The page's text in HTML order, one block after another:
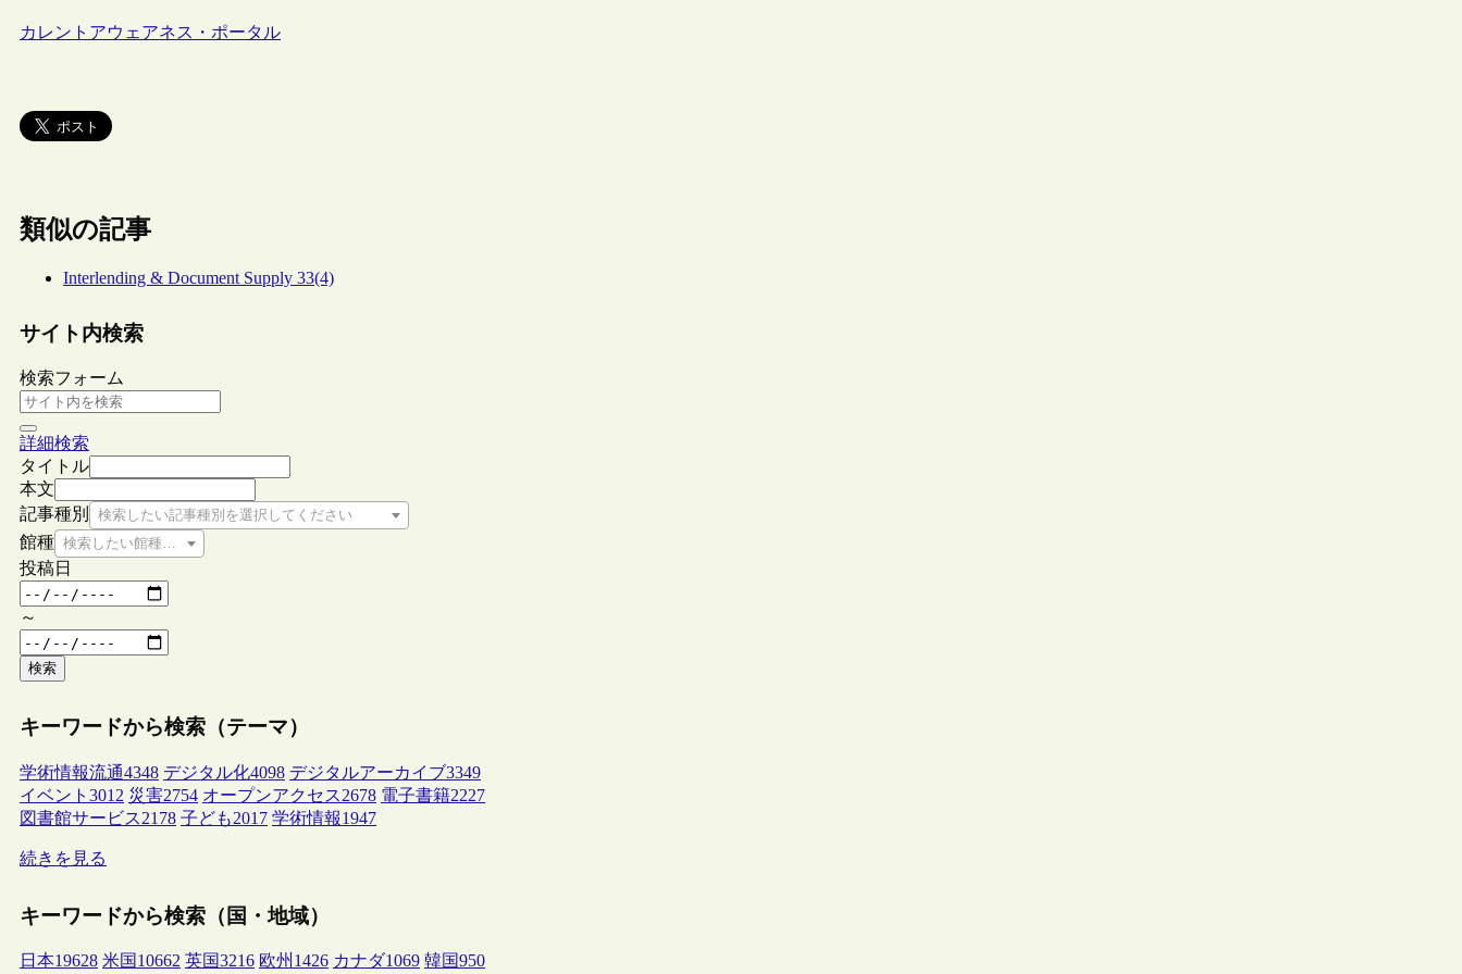
カレントアウェアネス・ポータル
類似の記事
Interlending & Document Supply 33(4)
サイト内検索
検索フォーム
詳細検索
タイトル
本文
記事種別
検索したい記事種別を選択してください
館種 検索したい館種を選択してください
投稿日
～
検索
キーワードから検索（テーマ）
学術情報流通4348 デジタル化4098 デジタルアーカイブ3349
イベント 3012 災害2754 オープンアクセス2678 電子書籍2227
図書館サービス2178 子ども2017 学術情報1947
続きを見る
キーワードから検索（国・地域）
日本19628 米国 10662 英国3216 欧州 1426 カナダ1069 韓国950